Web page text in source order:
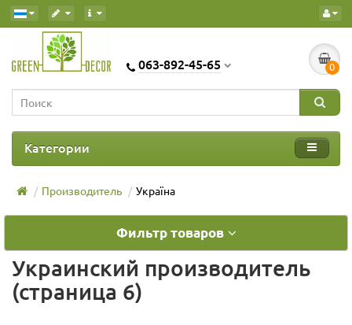
063-892-45-65 0
Категории
Производитель Україна
Фильтр товаров
Украинский производитель
(страница 6)